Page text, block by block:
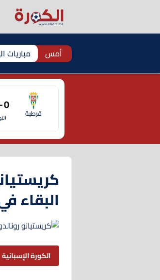
أمس مباريات
قرطبة 0 - 4
البقاء
الكورة الإسبانية